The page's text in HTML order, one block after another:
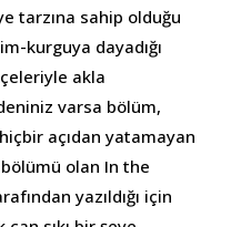
tarzına sahip olduğu
kurguya dayadığı
akla
varsa bölüm,
açıdan yatamayan
olan In the
yazıldığı için